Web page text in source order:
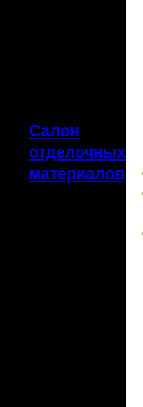
Салон
отделочных
материалов